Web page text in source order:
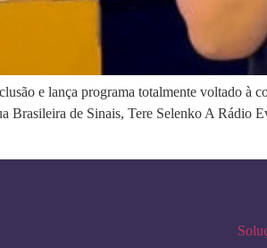
e lança programa totalmente voltado à
Brasileira de Sinais, Tere Selenko A Rádio